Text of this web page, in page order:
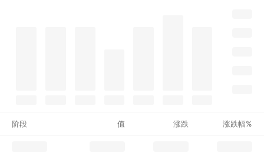
阶段 值 涨跌 涨跌幅%